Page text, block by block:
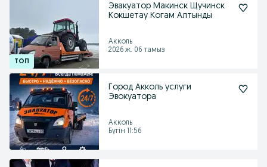
Эвакуатор Макинск Щучинск
Кокшетау Когам Алтынды
Акколь
2026 ж. 06 тамыз
Город Акколь услуги
Эвокуатора
Акколь
Бүгін 11:56